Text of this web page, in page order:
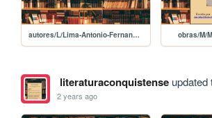
autores/L/Lima-Antonio-Fernandes-dos-Santos obras/M/
literaturaconquistenseupdated
2 years ago